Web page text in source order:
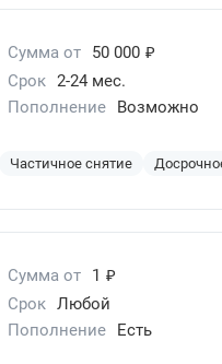
Сумма от 50 000 ₽
Срок 2-24 мес.
Пополнение
Возможно
Частичное снятие
Сумма от 1 ₽
Срок Любой
Пополнение
Есть